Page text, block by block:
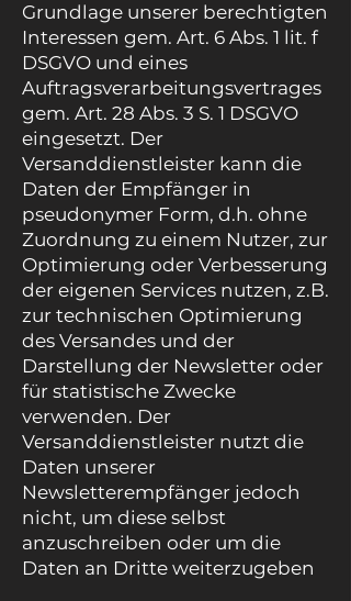
Grundlage unserer berechtigten
Interessen gem. Art. 6 Abs. 1 lit. f
DSGVO und eines
Auftragsverarbeitungsvertrages
gem. Art. 28 Abs. 3 S. 1 DSGVO
eingesetzt. Der
Versanddienstleister kann die
Daten der Empfänger in
pseudonymer Form, d.h. ohne
Zuordnung zu einem Nutzer, zur
Optimierung oder Verbesserung
der eigenen Services nutzen, z.B.
zur technischen Optimierung
des Versandes und der
Darstellung der Newsletter oder
für statistische Zwecke
verwenden. Der
Versanddienstleister nutzt die
Daten unserer
Newsletterempfänger jedoch
nicht, um diese selbst
anzuschreiben oder um die
Daten an Dritte weiterzugeben